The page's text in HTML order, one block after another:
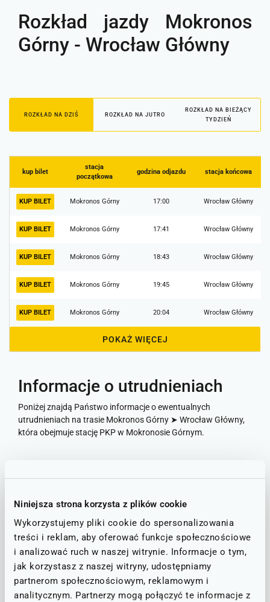
Niniejsza strona korzysta z plików cookie
Wykorzystujemy pliki cookie do spersonalizowania
treści i reklam, aby oferować funkcje społecznościowe
i analizować ruch w naszej witrynie. Informacje o tym,
jak korzystasz z naszej witryny, udostępniamy
partnerom społecznościowym, reklamowym i
analitycznym. Partnerzy mogą połączyć te informacje z
Rozkład jazdy Mokronos
Górny - Wrocław Główny
ROZKŁAD NA DZIŚ ROZKŁAD NA JUTRO
ROZKŁAD NA BIEŻĄCY
TYDZIEŃ
stacja
początkowa
godzina odjazdu stacja końcowa
kup bilet
Mokronos Górny 17:00 Wrocław Główny
KUP BILET
Mokronos Górny 17:41 Wrocław Główny
KUP BILET
Mokronos Górny 18:43 Wrocław Główny
KUP BILET
Mokronos Górny 19:45 Wrocław Główny
KUP BILET
Mokronos Górny 20:04 Wrocław Główny
KUP BILET
POKAŻ WIĘCEJ
Informacje o utrudnieniach
Poniżej znajdą Państwo informacje o ewentualnych
utrudnieniach na trasie Mokronos Górny ➤ Wrocław Główny,
która obejmuje stację PKP w Mokronosie Górnym.
STAN NA DZIEŃ: 07.08.2026
D40 Wrocław - Jaworzyna Śląska - Świdnica - Bielawa
Brak zgłoszonych utrudnień w ruchu.
RUCH BEZ ZAKŁÓCEŃ